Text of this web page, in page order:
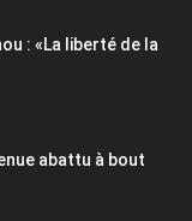
: «La liberté de la
abattu à bout